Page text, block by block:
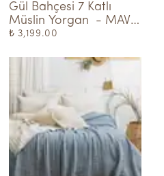
Gül Bahçesi 7 Katlı
Müslin Yorgan  - MAVi-
KREM
₺ 3,199.00